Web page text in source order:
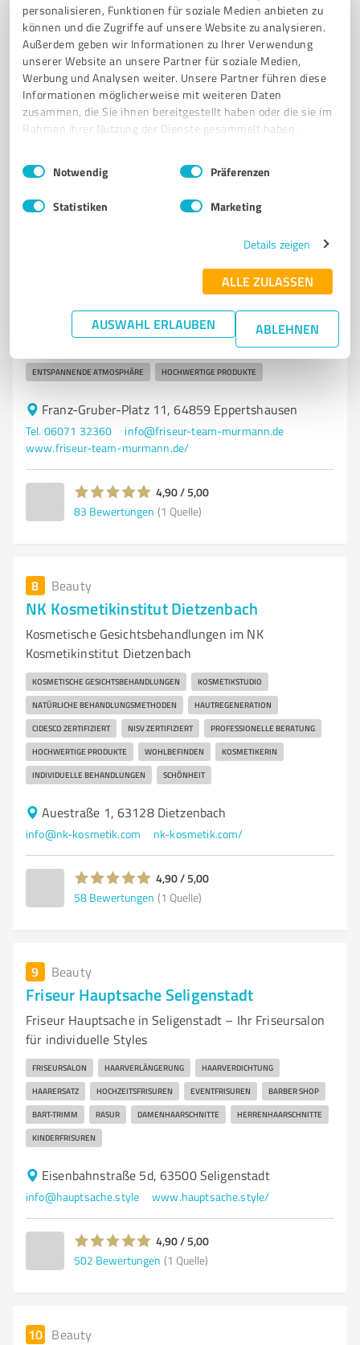
personalisieren, Funktionen für soziale Medien anbieten zu
können und die Zugriffe auf unsere Website zu analysieren.
Außerdem geben wir Informationen zu Ihrer Verwendung
unserer Website an unsere Partner für soziale Medien,
Werbung und Analysen weiter. Unsere Partner führen diese
Informationen möglicherweise mit weiteren Daten
zusammen, die Sie ihnen bereitgestellt haben oder die sie im
Rahmen Ihrer Nutzung der Dienste gesammelt haben.
Impressum Datenschutzbestimmungen
Einwilligungsauswahl
Notwendig Präferenzen
Statistiken Marketing
Details zeigen
ALLE ZULASSEN
AUSWAHL ERLAUBEN ABLEHNEN
Kapellenstraße 8A, 63179 Obertshausen
info@hsa-unique-glow-shine.de
hsa-unique-glow-shine.de/
5,00 / 5,00
49 Bewertungen (1 Quelle)
7 Beauty
Friseur und Kosmetik für anspruchsvolle Kunden in
FARBTECHNIKEN BABOR WELLA SYSTEM PROFESSIONAL
FRISEURSALON
ENTSPANNENDE ATMOSPHÄRE HOCHWERTIGE PRODUKTE
Franz-Gruber-Platz 11, 64859 Eppertshausen
Tel. 06071 32360
info@friseur-team-murmann.de
www.friseur-team-murmann.de/
4,90 / 5,00
83 Bewertungen (1 Quelle)
8 Beauty
NK Kosmetikinstitut Dietzenbach
Kosmetische Gesichtsbehandlungen im NK
Kosmetikinstitut Dietzenbach
KOSMETISCHE GESICHTSBEHANDLUNGEN KOSMETIKSTUDIO
NATÜRLICHE BEHANDLUNGSMETHODEN HAUTREGENERATION
CIDESCO ZERTIFIZIERT NISV ZERTIFIZIERT PROFESSIONELLE BERATUNG
HOCHWERTIGE PRODUKTE WOHLBEFINDEN KOSMETIKERIN
INDIVIDUELLE BEHANDLUNGEN SCHÖNHEIT
Auestraße 1, 63128 Dietzenbach
info@nk-kosmetik.com nk-kosmetik.com/
4,90 / 5,00
58 Bewertungen (1 Quelle)
9 Beauty
Friseur Hauptsache Seligenstadt
Friseur Hauptsache in Seligenstadt – Ihr Friseursalon
für individuelle Styles
FRISEURSALON HAARVERLÄNGERUNG HAARVERDICHTUNG
HAARERSATZ HOCHZEITSFRISUREN EVENTFRISUREN BARBER SHOP
BART-TRIMM RASUR DAMENHAARSCHNITTE HERRENHAARSCHNITTE
KINDERFRISUREN
Eisenbahnstraße 5d, 63500 Seligenstadt
info@hauptsache.style www.hauptsache.style/
4,90 / 5,00
502 Bewertungen (1 Quelle)
10 Beauty